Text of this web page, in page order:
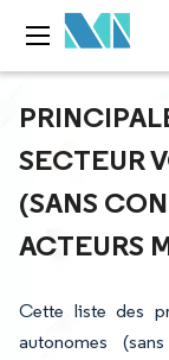
SECTEUR
(SANS
ACTEURS
Cette liste des
autonomes